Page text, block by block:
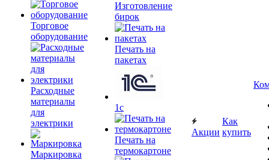
Торговое
оборудование
Расходные
материалы
для
электрики
Маркировка
Изготовление
бирок
Печать на
пакетах
1c
Печать на
термокартоне
Акции
Как
купить